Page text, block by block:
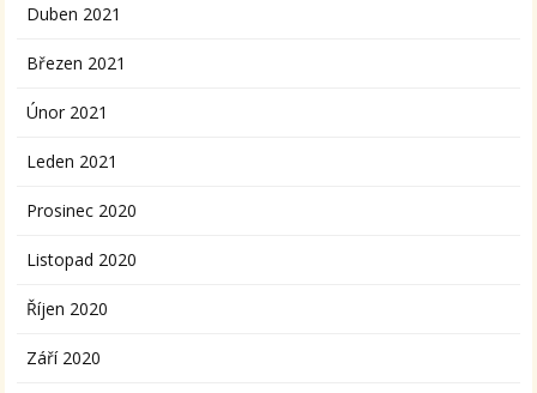
Duben 2021
Březen 2021
Únor 2021
Leden 2021
Prosinec 2020
Listopad 2020
Říjen 2020
Září 2020